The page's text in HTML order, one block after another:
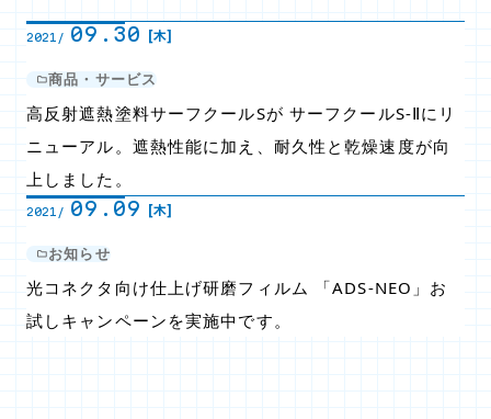
2021/ 09.30 [木]
商品・サービス
高反射遮熱塗料サーフクールSが サーフクールS-Ⅱにリ
ニューアル。遮熱性能に加え、耐久性と乾燥速度が向
上しました。
2021/ 09.09 [木]
お知らせ
光コネクタ向け仕上げ研磨フィルム 「ADS-NEO」お
試しキャンペーンを実施中です。